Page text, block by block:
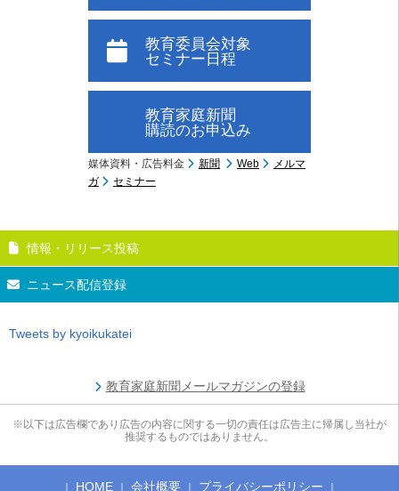
教育委員会対象
セミナー日程
教育家庭新聞
購読のお申込み
媒体資料・広告料金 新聞 Web
メルマ
ガ
セミナー
情報・リリース投稿
ニュース配信登録
Tweets by kyoikukatei
教育家庭新聞メールマガジンの登録
※以下は広告欄であり広告の内容に関する一切の責任は広告主に帰属し当社が
推奨するものではありません。
HOME 会社概要 プライバシーポリシー